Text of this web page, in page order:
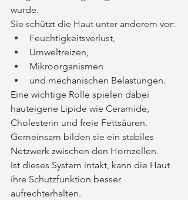
wurde.
Sie schützt die Haut unter anderem vor:
Feuchtigkeitsverlust,
Umweltreizen,
Mikroorganismen
und mechanischen Belastungen.
Eine wichtige Rolle spielen dabei
hauteigene Lipide wie Ceramide,
Cholesterin und freie Fettsäuren.
Gemeinsam bilden sie ein stabiles
Netzwerk zwischen den Hornzellen.
Ist dieses System intakt, kann die Haut
ihre Schutzfunktion besser
aufrechterhalten.